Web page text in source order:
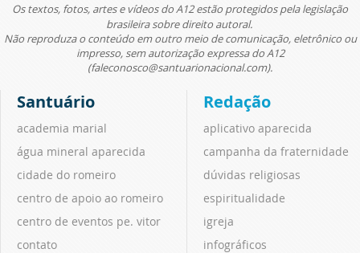
Os textos, fotos, artes e vídeos do A12 estão protegidos pela legislação
brasileira sobre direito autoral.
Não reproduza o conteúdo em outro meio de comunicação, eletrônico ou
impresso, sem autorização expressa do A12
(faleconosco@santuarionacional.com).
Santuário
academia marial
água mineral aparecida
cidade do romeiro
centro de apoio ao romeiro
centro de eventos pe. vitor
contato
Redação
aplicativo aparecida
campanha da fraternidade
dúvidas religiosas
espiritualidade
igreja
infográficos